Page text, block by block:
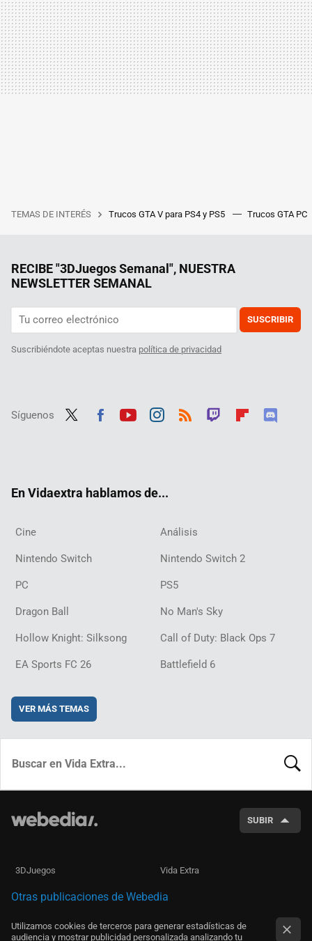
TEMAS DE INTERÉS Trucos GTA V para PS4 y PS5 Trucos GTA PC
RECIBE "3DJuegos Semanal", NUESTRA
NEWSLETTER SEMANAL
SUSCRIBIR
Suscribiéndote aceptas nuestra política de privacidad
Síguenos
En Vidaextra hablamos de...
Cine Análisis
Nintendo Switch Nintendo Switch 2
PC PS5
Dragon Ball No Man's Sky
Hollow Knight: Silksong Call of Duty: Black Ops 7
EA Sports FC 26 Battlefield 6
VER MÁS TEMAS
SUBIR
3DJuegos Vida Extra
Otras publicaciones de Webedia
Utilizamos cookies de terceros para generar estadísticas de
audiencia y mostrar publicidad personalizada analizando tu